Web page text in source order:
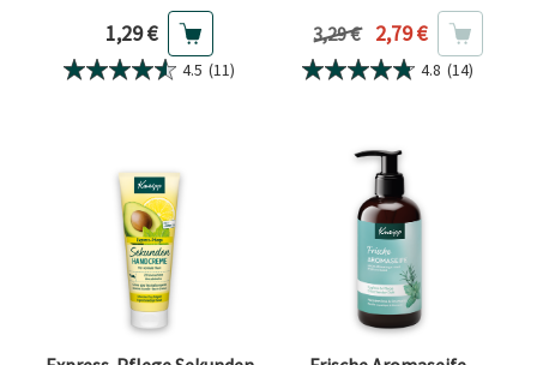
Aktueller Preis
1,29 €
4.5 (11)
Vorheriger Preis
3,29 € Aktueller Preis
2,79 €
4.8 (14)